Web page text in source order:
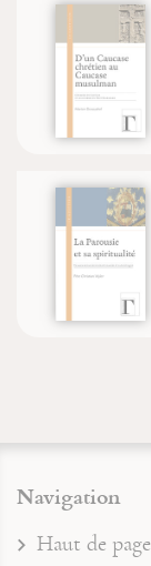
La
Navigation
Haut de page